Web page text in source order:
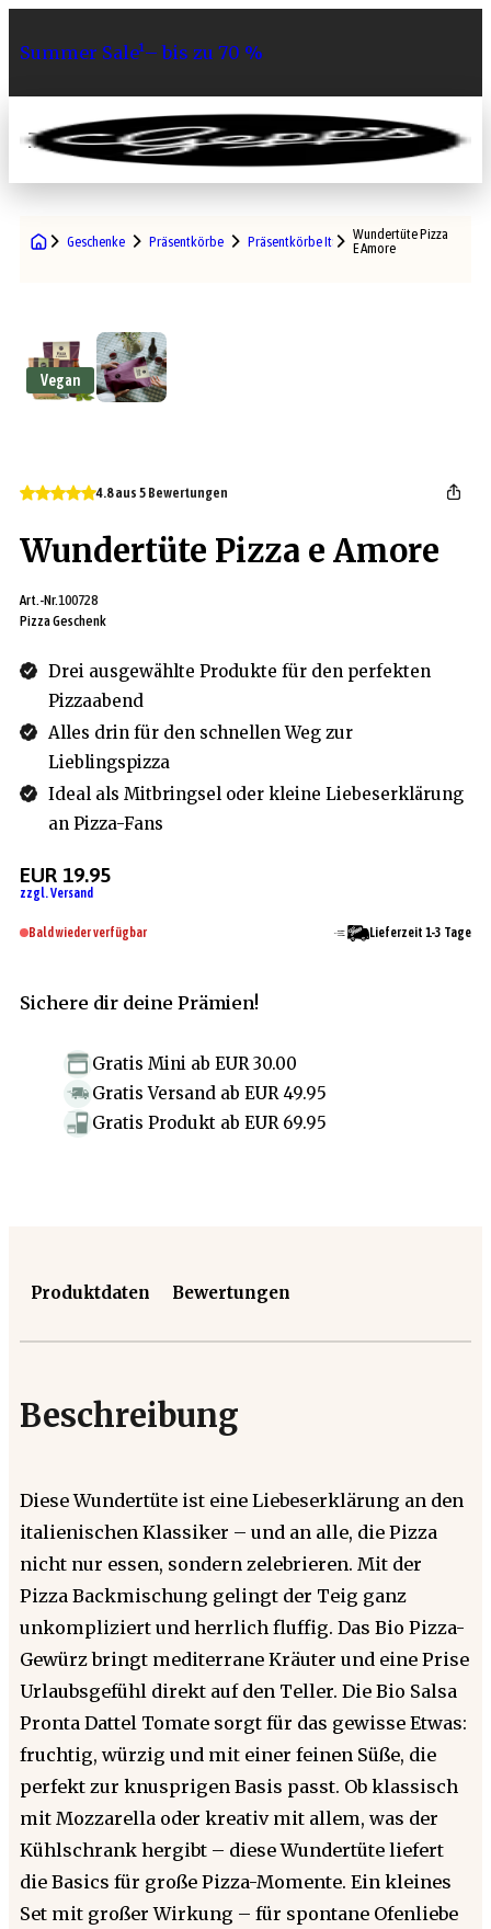
Summer Sale¹– bis zu 70 %
0
Geschenke Präsentkörbe Präsentkörbe ItalienWundertüte Pizza
E Amore
Vegan
4.8 aus 5 Bewertungen
Wundertüte Pizza e Amore
Art.-Nr.100728
Pizza Geschenk
Drei ausgewählte Produkte für den perfekten
Pizzaabend
Alles drin für den schnellen Weg zur
Lieblingspizza
Ideal als Mitbringsel oder kleine Liebeserklärung
an Pizza-Fans
EUR 19.95
zzgl. Versand
Bald wieder verfügbar Lieferzeit 1-3 Tage
Sichere dir deine Prämien!
Gratis Mini ab EUR 30.00
Gratis Versand ab EUR 49.95
Gratis Produkt ab EUR 69.95
Produktdaten Bewertungen
Beschreibung
Diese Wundertüte ist eine Liebeserklärung an den
italienischen Klassiker – und an alle, die Pizza
nicht nur essen, sondern zelebrieren. Mit der
Pizza Backmischung gelingt der Teig ganz
unkompliziert und herrlich fluffig. Das Bio Pizza-
Gewürz bringt mediterrane Kräuter und eine Prise
Urlaubsgefühl direkt auf den Teller. Die Bio Salsa
Pronta Dattel Tomate sorgt für das gewisse Etwas:
fruchtig, würzig und mit einer feinen Süße, die
perfekt zur knusprigen Basis passt. Ob klassisch
mit Mozzarella oder kreativ mit allem, was der
Kühlschrank hergibt – diese Wundertüte liefert
die Basics für große Pizza-Momente. Ein kleines
Set mit großer Wirkung – für spontane Ofenliebe